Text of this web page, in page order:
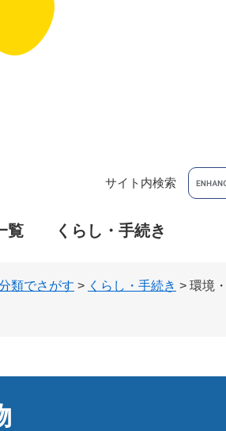
サイト内検索
覧 くらし・手続き
類でさがす > くらし・手続き > 環境